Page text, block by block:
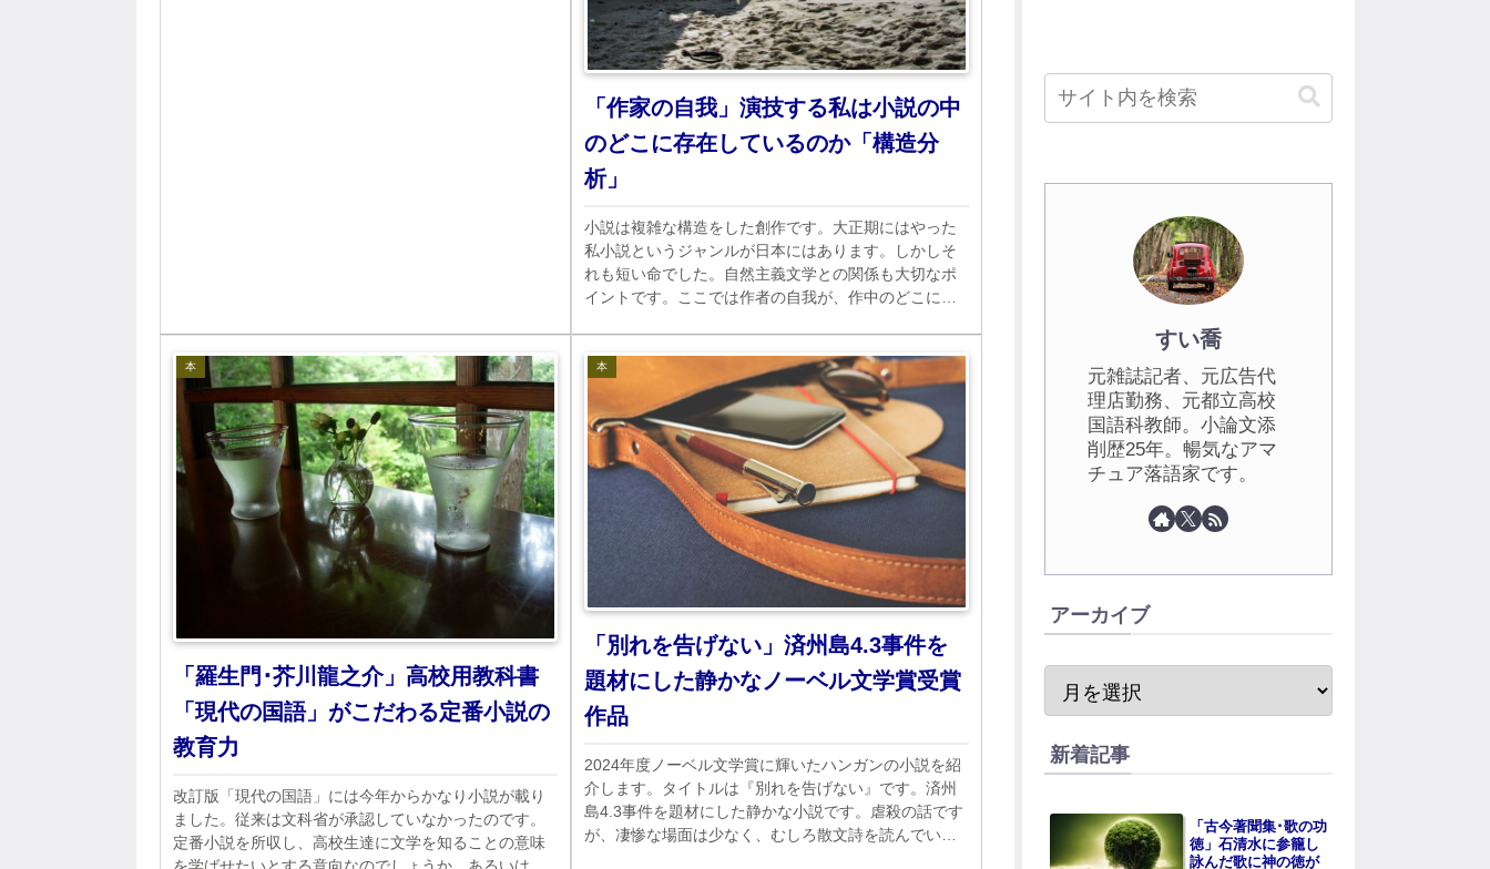
「作家の自我」演技する私は小説の中
のどこに存在しているのか「構造分
析」
小説は複雑な構造をした創作です。大正期にはやった
私小説というジャンルが日本にはあります。しかしそ
れも短い命でした。自然主義文学との関係も大切なポ
イントです。ここでは作者の自我が、作中のどこにあ
本
「羅生門･芥川龍之介」高校用教科書
「現代の国語」がこだわる定番小説の
教育力
改訂版「現代の国語」には今年からかなり小説が載り
ました。従来は文科省が承認していなかったのです。
定番小説を所収し、高校生達に文学を知ることの意味
本
「別れを告げない」済州島4.3事件を
題材にした静かなノーベル文学賞受賞
作品
2024年度ノーベル文学賞に輝いたハンガンの小説を紹
介します。タイトルは『別れを告げない』です。済州
島4.3事件を題材にした静かな小説です。虐殺の話です
が、凄惨な場面は少なく、むしろ散文詩を読んでいる
すい喬
元雑誌記者、元広告代
理店勤務、元都立高校
国語科教師。小論文添
削歴25年。暢気なアマ
チュア落語家です。
アーカイブ
新着記事
「古今著聞集･歌の功
徳」石清水に参籠し
詠んだ歌に神の徳が